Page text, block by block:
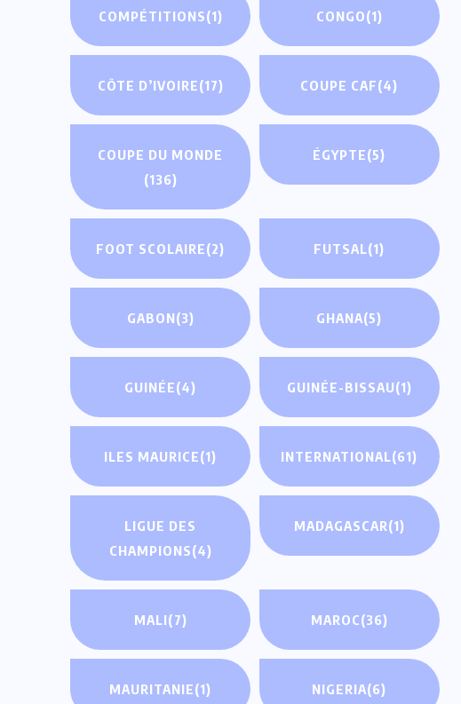
COMPÉTITIONS(1) CONGO(1)
CÔTE D’IVOIRE(17) COUPE CAF(4)
COUPE DU MONDE
(136)
ÉGYPTE(5)
FOOT SCOLAIRE(2) FUTSAL(1)
GABON(3) GHANA(5)
GUINÉE(4) GUINÉE-BISSAU(1)
ILES MAURICE(1) INTERNATIONAL(61)
LIGUE DES
CHAMPIONS(4)
MADAGASCAR(1)
MALI(7) MAROC(36)
MAURITANIE(1) NIGERIA(6)